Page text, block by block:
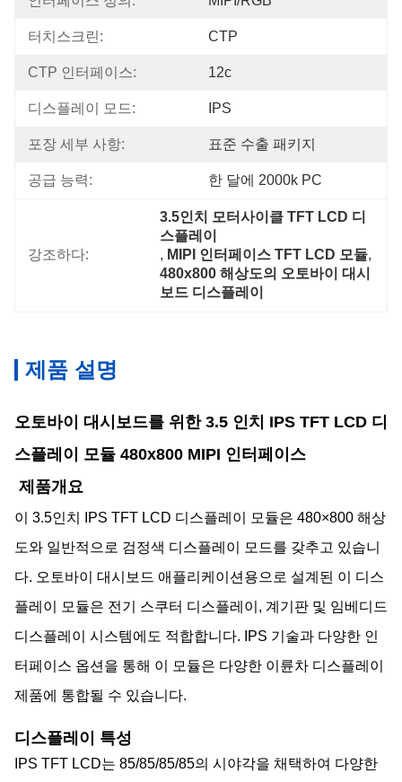
터치스크린: CTP
CTP 인터페이스: 12c
디스플레이 모드: IPS
포장 세부 사항: 표준 수출 패키지
공급 능력: 한 달에 2000k PC
강조하다:
3.5인치 모터사이클 TFT LCD 디
스플레이
, MIPI 인터페이스 TFT LCD 모듈
480x800 해상도의 오토바이 대시
보드 디스플레이
제품 설명
오토바이 대시보드를 위한 3.5 인치 IPS TFT LCD 디
스플레이 모듈 480x800 MIPI 인터페이스
제품개요
이 3.5인치 IPS TFT LCD 디스플레이 모듈은 480×800 해상
도와 일반적으로 검정색 디스플레이 모드를 갖추고 있습니
다. 오토바이 대시보드 애플리케이션용으로 설계된 이 디스
플레이 모듈은 전기 스쿠터 디스플레이, 계기판 및 임베디드
디스플레이 시스템에도 적합합니다. IPS 기술과 다양한 인
터페이스 옵션을 통해 이 모듈은 다양한 이륜차 디스플레이
제품에 통합될 수 있습니다.
디스플레이 특성
IPS TFT LCD는 85/85/85/85의 시야각을 채택하여 다양한